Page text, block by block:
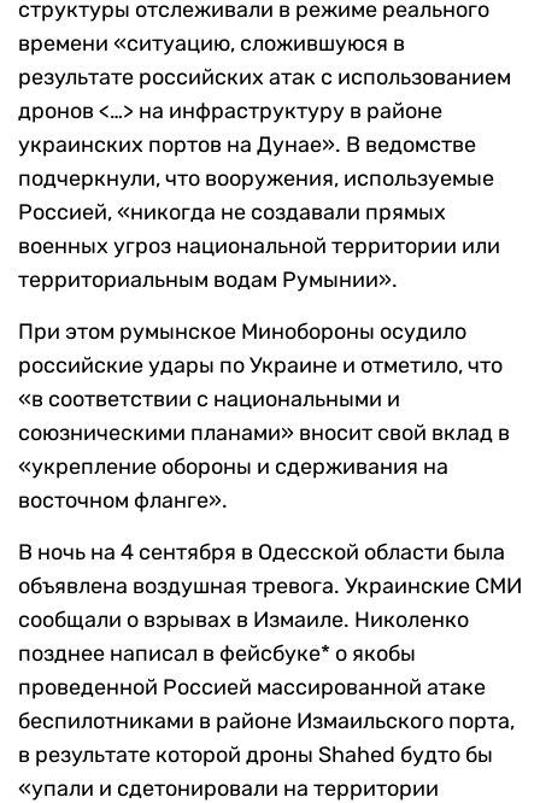
структуры отслеживали в режиме реального
времени «ситуацию, сложившуюся в
результате российских атак с использованием
дронов <…> на инфраструктуру в районе
украинских портов на Дунае». В ведомстве
подчеркнули, что вооружения, используемые
Россией, «никогда не создавали прямых
военных угроз национальной территории или
территориальным водам Румынии».
При этом румынское Минобороны осудило
российские удары по Украине и отметило, что
«в соответствии с национальными и
союзническими планами» вносит свой вклад в
«укрепление обороны и сдерживания на
восточном фланге».
В ночь на 4 сентября в Одесской области была
объявлена воздушная тревога. Украинские СМИ
сообщали о взрывах в Измаиле. Николенко
позднее написал в фейсбуке* о якобы
проведенной Россией массированной атаке
беспилотниками в районе Измаильского порта,
в результате которой дроны Shahed будто бы
«упали и сдетонировали на территории